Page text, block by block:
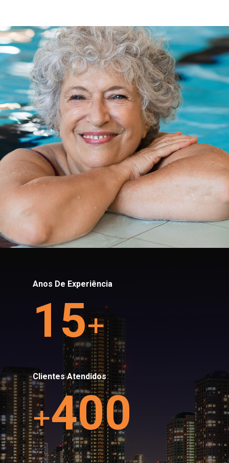
Anos De Experiência
15+
Clientes Atendidos
+400